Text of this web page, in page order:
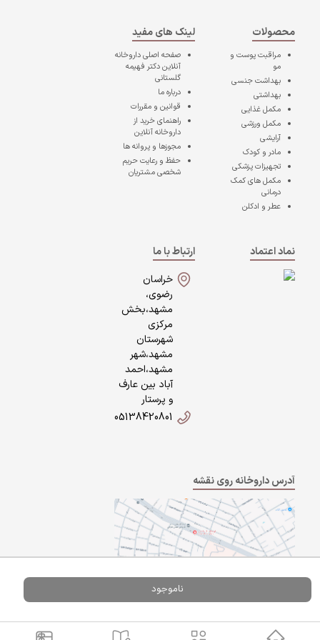
ناموجود
محصولات
مراقبت پوست و
مو
بهداشت جنسی
بهداشتی
مکمل غذایی
مکمل ورزشی
آرایشی
مادر و کودک
تجهیزات پزشکی
مکمل های کمک
درمانی
عطر و ادکلن
لینک های مفید
صفحه اصلیداروخانه
آنلاین دکتر فهیمه
گلستانی
درباره ما
قوانین و مقررات
راهنمای خرید از
داروخانه آنلاین
مجوزها و پروانه ها
حفظ و رعایت حریم
شخصی مشتریان
نماد اعتماد
ارتباط با ما
خراسان
رضوی،
مشهد،بخش
مرکزی
شهرستان
مشهد،شهر
مشهد،احمد
آباد بین عارف
و پرستار
05138420801
آدرس داروخانه روی نقشه
A Pluss
Powered By